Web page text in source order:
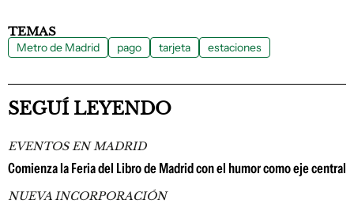
TEMAS
Metro de Madrid pago tarjeta estaciones
SEGUÍ LEYENDO
EVENTOS EN MADRID
Comienza la Feria del Libro de Madrid con el humor como eje central
NUEVA INCORPORACIÓN